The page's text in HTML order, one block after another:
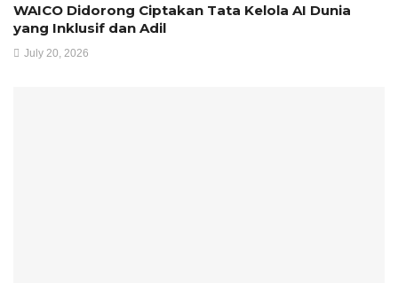
WAICO Didorong Ciptakan Tata Kelola AI Dunia
yang Inklusif dan Adil
July 20, 2026